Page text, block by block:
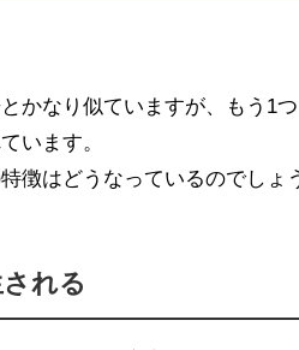
かなり似ていますが、もう1
います。
徴はどうなっているのでしょ
れる